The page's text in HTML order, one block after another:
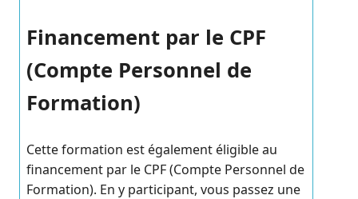
Financement par le CPF
(Compte Personnel de
Formation)
Cette formation est également éligible au
financement par le CPF (Compte Personnel de
Formation). En y participant, vous passez une